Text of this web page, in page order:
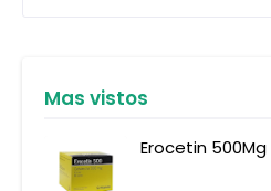
Mas vistos
Erocetin